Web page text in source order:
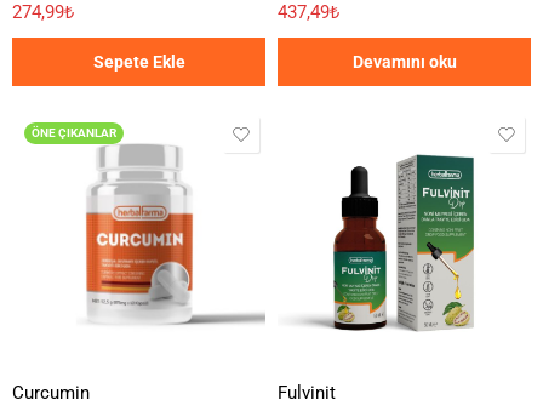
274,99₺
Sepete Ekle
437,49₺
Devamını oku
ÖNE ÇIKANLAR
Curcumin Fulvinit